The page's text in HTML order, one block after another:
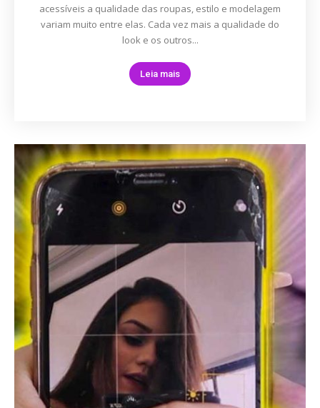
acessíveis a qualidade das roupas, estilo e modelagem
variam muito entre elas. Cada vez mais a qualidade do
look e os outros...
Leia mais